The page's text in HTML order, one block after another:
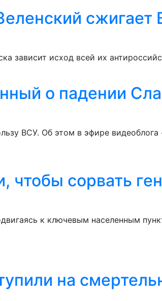
зависит исход всей их
о падении
ВСУ. Об этом в эфире видеоблога
сорвать
к ключевым населенным
на